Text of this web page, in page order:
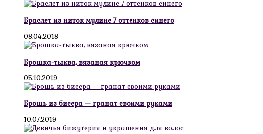
Браслет из ниток мулине 7 оттенков синего
08.04.2018
Брошка-тыква, вязаная крючком
05.10.2019
Брошь из бисера — гранат своими руками
10.07.2019